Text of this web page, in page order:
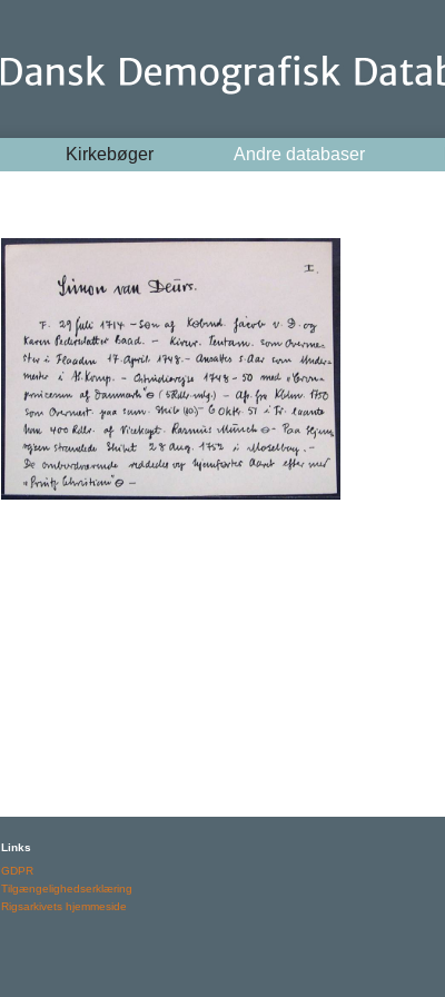
Kirkebøger Andre databaser
Links
GDPR
Tilgængelighedserklæring
Rigsarkivets hjemmeside